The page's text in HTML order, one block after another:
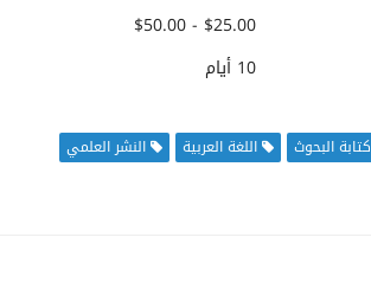
$25.00 - $50.00
10 أيام
كتابة البحوث اللغة العربية
النشر العلمي